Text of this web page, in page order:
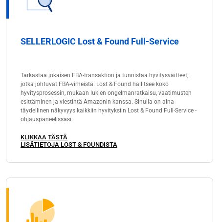
SELLERLOGIC Lost & Found Full-Service
Tarkastaa jokaisen FBA-transaktion ja tunnistaa hyvitysväitteet,
jotka johtuvat FBA-virheistä. Lost & Found hallitsee koko
hyvitysprosessin, mukaan lukien ongelmanratkaisu, vaatimusten
esittäminen ja viestintä Amazonin kanssa. Sinulla on aina
täydellinen näkyvyys kaikkiin hyvityksiin Lost & Found Full-Service -
ohjauspaneelissasi.
KLIKKAA TÄSTÄ
LISÄTIETOJA LOST & FOUNDISTA